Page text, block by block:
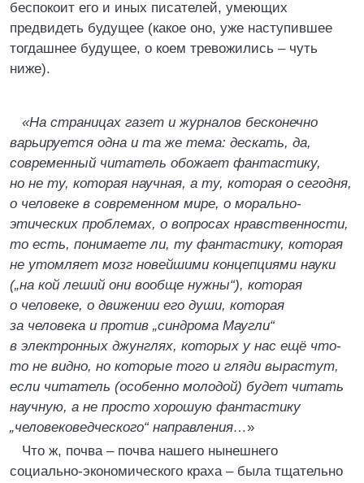
беспокоит его и иных писателей, умеющих
предвидеть будущее (какое оно, уже наступившее
тогдашнее будущее, о коем тревожились – чуть
ниже).
«На страницах газет и журналов бесконечно
варьируется одна и та же тема: дескать, да,
современный читатель обожает фантастику,
но не ту, которая научная, а ту, которая о сегодня,
о человеке в современном мире, о морально-
этических проблемах, о вопросах нравственности,
то есть, понимаете ли, ту фантастику, которая
не утомляет мозг новейшими концепциями науки
(„на кой леший они вообще нужны“), которая
о человеке, о движении его души, которая
за человека и против „синдрома Маугли“
в электронных джунглях, которых у нас ещё что-
то не видно, но которые того и гляди вырастут,
если читатель (особенно молодой) будет читать
научную, а не просто хорошую фантастику
„человековедческого“ направления…»
Что ж, почва – почва нашего нынешнего
социально-экономического краха – была тщательно